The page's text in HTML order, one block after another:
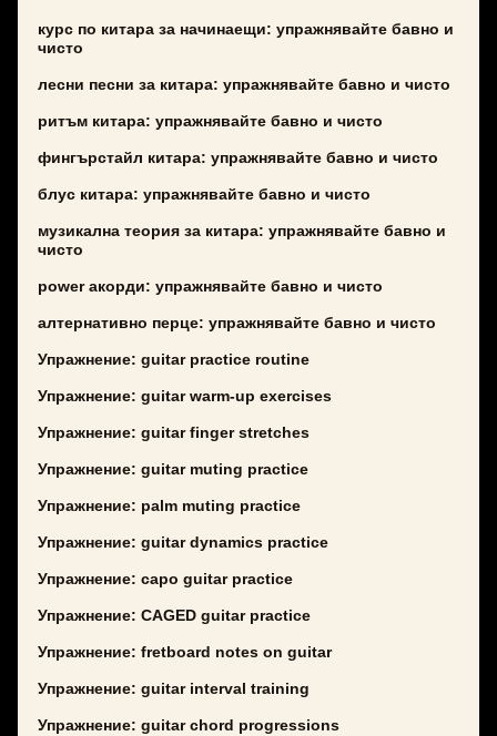
курс по китара за начинаещи: упражнявайте бавно и
чисто
лесни песни за китара: упражнявайте бавно и чисто
ритъм китара: упражнявайте бавно и чисто
фингърстайл китара: упражнявайте бавно и чисто
блус китара: упражнявайте бавно и чисто
музикална теория за китара: упражнявайте бавно и
чисто
power акорди: упражнявайте бавно и чисто
алтернативно перце: упражнявайте бавно и чисто
Упражнение: guitar practice routine
Упражнение: guitar warm-up exercises
Упражнение: guitar finger stretches
Упражнение: guitar muting practice
Упражнение: palm muting practice
Упражнение: guitar dynamics practice
Упражнение: capo guitar practice
Упражнение: CAGED guitar practice
Упражнение: fretboard notes on guitar
Упражнение: guitar interval training
Упражнение: guitar chord progressions